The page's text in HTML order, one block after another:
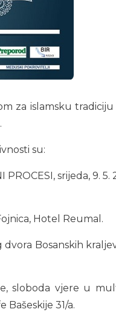
za islamsku tradiciju
su:
srijeda, 9. 5.
Hotel Reumal.
Bosanskih
vjere u
Bašeskije 31/a.